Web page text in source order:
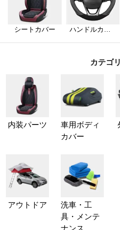
シートカバー
ハンドルカバ
カテゴ
内装パーツ
車用ボディ
カバー
アウトドア
洗車・工
具・メンテ
ナンス